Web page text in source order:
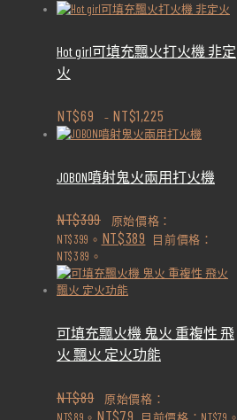
Hot girl可填充飄火打火機 非定
火
NT$69 – NT$1,225
JOBON噴射鬼火兩用打火機
NT$399
原始價格：
NT$399。 NT$389
目前價格：
NT$389。
可填充飄火機 鬼火 重複性 飛
火 飄火 定火功能
NT$89
原始價格：
NT$79